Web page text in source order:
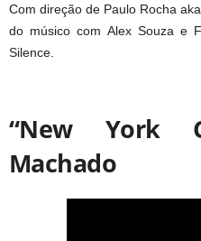
Com direção de Paulo Rocha
do músico com Alex Souza e
Silence.
“New York
Machado